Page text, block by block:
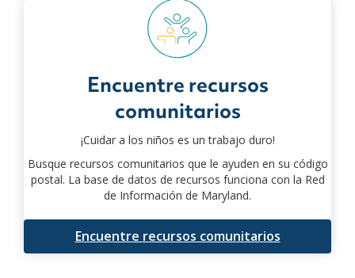
Encuentre recursos
comunitarios
¡Cuidar a los niños es un trabajo duro!
Busque recursos comunitarios que le ayuden en su código
postal. La base de datos de recursos funciona con la Red
de Información de Maryland.
Encuentre recursos comunitarios